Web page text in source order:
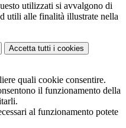
utilizzati si avvalgono di
utili alle finalità illustrate nella
Accetta tutti i cookies
quali cookie consentire.
il funzionamento della
al funzionamento potete